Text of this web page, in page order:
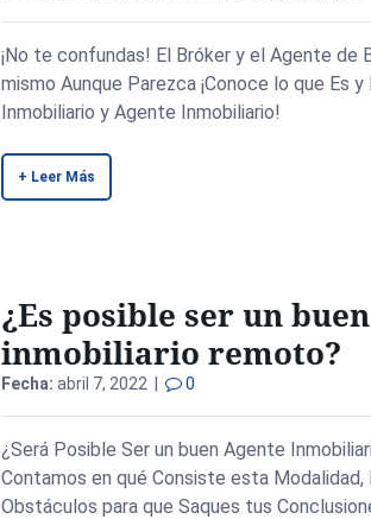
¡No te confundas! El Bróker y el Agente de
mismo Aunque Parezca ¡Conoce lo que Es
Inmobiliario y Agente Inmobiliario!
+ Leer Más
¿Es posible ser un
inmobiliario remoto?
Fecha: abril 7, 2022 | 0
¿Será Posible Ser un buen Agente
Contamos en qué Consiste esta Modalidad,
Obstáculos para que Saques tus